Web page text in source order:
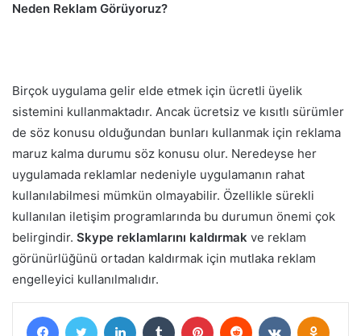
Neden Reklam Görüyoruz?
Birçok uygulama gelir elde etmek için ücretli üyelik
sistemini kullanmaktadır. Ancak ücretsiz ve kısıtlı sürümler
de söz konusu olduğundan bunları kullanmak için reklama
maruz kalma durumu söz konusu olur. Neredeyse her
uygulamada reklamlar nedeniyle uygulamanın rahat
kullanılabilmesi mümkün olmayabilir. Özellikle sürekli
kullanılan iletişim programlarında bu durumun önemi çok
belirgindir. Skype reklamlarını kaldırmak ve reklam
görünürlüğünü ortadan kaldırmak için mutlaka reklam
engelleyici kullanılmalıdır.
FacebookTwitter LinkedIn Tumblr Pinterest Reddit VKontakte